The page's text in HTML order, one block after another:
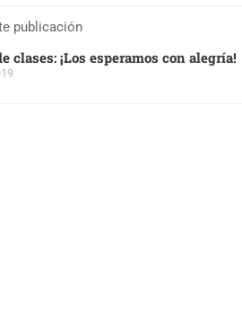
publicación
clases: ¡Los esperamos con alegría!